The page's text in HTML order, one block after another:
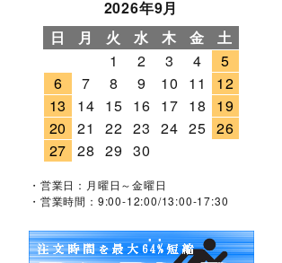
2026年9月
日
月 火 水 木 金
土
1
2 3 4
5
6
7 8 9 10 11
12
13
14 15 16 17 18
19
20
21 22 23 24 25 26
27 28 29 30
・営業日：月曜日～金曜日
・営業時間：9:00-12:00/13:00-17:30